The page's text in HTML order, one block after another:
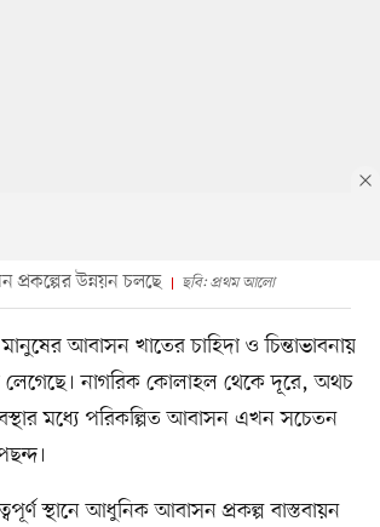
প্রকল্পের উন্নয়ন চলছে ছবি: প্রথম আলো
আবাসন খাতের চাহিদা ও চিন্তাভাবনায়
নাগরিক কোলাহল থেকে দূরে, অথচ
মধ্যে পরিকল্পিত আবাসন এখন সচেতন
স্থানে আধুনিক আবাসন প্রকল্প বাস্তবায়ন